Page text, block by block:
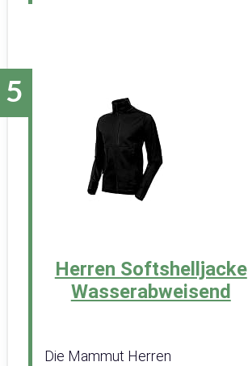
Herren Softshelljacke
Wasserabweisend
Die Mammut Herren